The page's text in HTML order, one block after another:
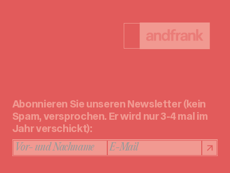
Abonnieren Sie unseren Newsletter (kein
Spam, versprochen. Er wird nur 3-4 mal im
Jahr verschickt):